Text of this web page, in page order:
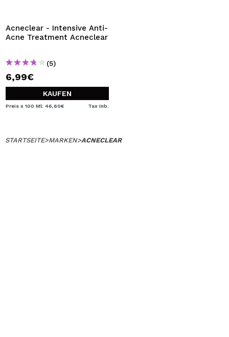
Durch die Erstellung eines Kontos bei Maquillalia.de
einsehen.
BENUTZERKONTO ERSTELLEN
Acneclear - Intensive Anti-
Acne Treatment Acneclear
(5)
6,99€
KAUFEN
Preis x 100 Ml: 46,60€ Tax Inb.
STARTSEITE>MARKEN>ACNECLEAR